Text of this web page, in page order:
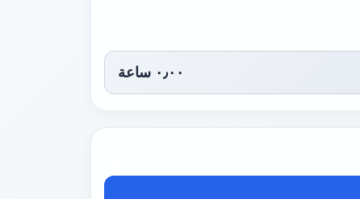
٠٫٠٠ ساعة